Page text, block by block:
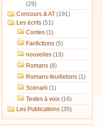
(29)
Concours & AT (191)
Les écrits (51)
Contes (1)
Fanfictions (5)
nouvelles (19)
Romans (8)
Romans-feuilletons (1)
Scénarii (1)
Textes à voix (16)
Les Publications (35)